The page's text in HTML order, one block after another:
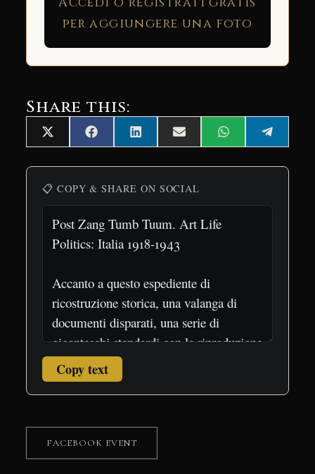
per aggiungere una foto
Share this:
Share
on
X
(Twitter)
Share
on
FacebookShare
on
LinkedInShare
on
Email Share
on
WhatsAppShare
on
📋 COPY & SHARE ON SOCIAL
Copy text
FACEBOOK EVENT